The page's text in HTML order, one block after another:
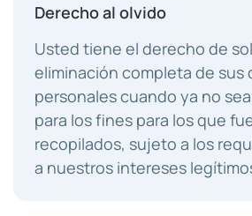
Derecho al olvido
Usted tiene el derecho de
eliminación completa de sus
personales cuando ya no
para los fines para los que
recopilados, sujeto a los
a nuestros intereses